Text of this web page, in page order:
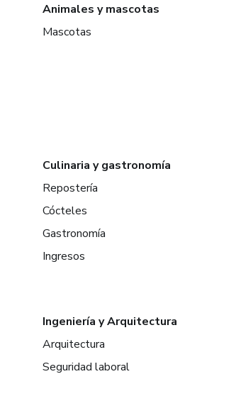
Animales y mascotas
Mascotas
Culinaria y gastronomía
Repostería
Cócteles
Gastronomía
Ingresos
Ingeniería y Arquitectura
Arquitectura
Seguridad laboral